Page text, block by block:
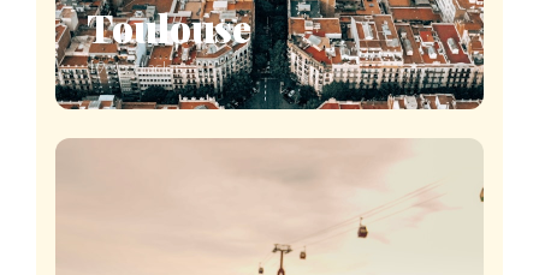
Toulouse
19 spectacles